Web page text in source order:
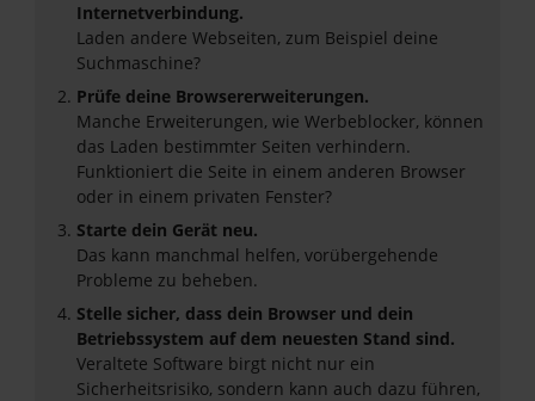
Internetverbindung.
Laden andere Webseiten, zum Beispiel deine
Suchmaschine?
Prüfe deine Browsererweiterungen.
Manche Erweiterungen, wie Werbeblocker, können
das Laden bestimmter Seiten verhindern.
Funktioniert die Seite in einem anderen Browser
oder in einem privaten Fenster?
Starte dein Gerät neu.
Das kann manchmal helfen, vorübergehende
Probleme zu beheben.
Stelle sicher, dass dein Browser und dein
Betriebssystem auf dem neuesten Stand sind.
Veraltete Software birgt nicht nur ein
Sicherheitsrisiko, sondern kann auch dazu führen,